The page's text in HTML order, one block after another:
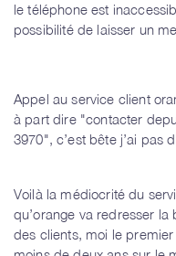
le téléphone est
possibilité de laisser un
Appel au service client
à part dire "contacter
3970", c’est bête j’ai pas
Voilà la médiocrité du
qu’orange va redresser
des clients, moi le